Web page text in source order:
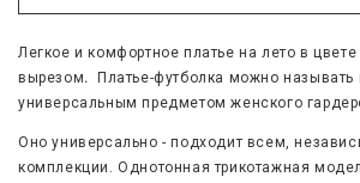
Легкое и комфортное платье на лето в
вырезом.
Платье-футболка можно
универсальным предметом женского
Оно универсально - подходит всем,
комплекции. Однотонная трикотажная